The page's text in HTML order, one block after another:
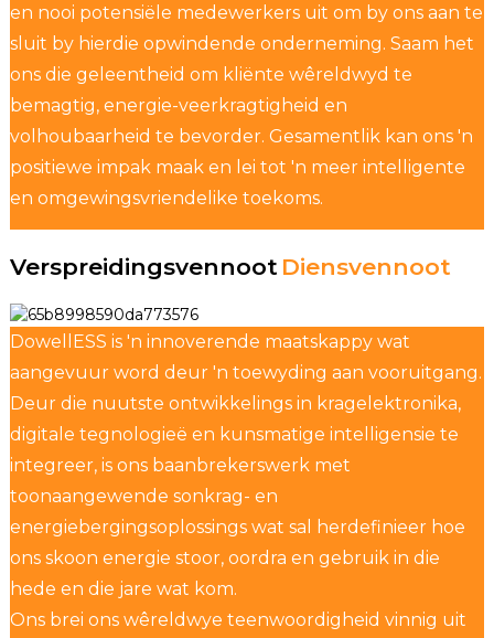
en nooi potensiële medewerkers uit om by ons aan te
sluit by hierdie opwindende onderneming. Saam het
ons die geleentheid om kliënte wêreldwyd te
bemagtig, energie-veerkragtigheid en
volhoubaarheid te bevorder. Gesamentlik kan ons 'n
positiewe impak maak en lei tot 'n meer intelligente
en omgewingsvriendelike toekoms.
Verspreidingsvennoot Diensvennoot
DowellESS is 'n innoverende maatskappy wat
aangevuur word deur 'n toewyding aan vooruitgang.
Deur die nuutste ontwikkelings in kragelektronika,
digitale tegnologieë en kunsmatige intelligensie te
integreer, is ons baanbrekerswerk met
toonaangewende sonkrag- en
energiebergingsoplossings wat sal herdefinieer hoe
ons skoon energie stoor, oordra en gebruik in die
hede en die jare wat kom.
Ons brei ons wêreldwye teenwoordigheid vinnig uit